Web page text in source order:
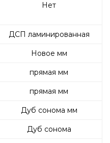
Нет
ДСП ламинированная
Новое мм
прямая мм
прямая мм
Дуб сонома мм
Дуб сонома